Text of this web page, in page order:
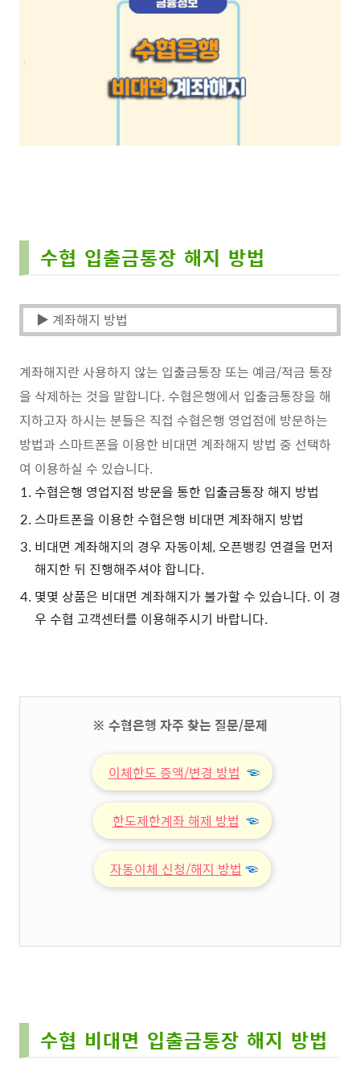
수협 입출금통장 해지 방법
▶ 계좌해지 방법
계좌해지란 사용하지 않는 입출금통장 또는 예금/적금 통장
을 삭제하는 것을 말합니다. 수협은행에서 입출금통장을 해
지하고자 하시는 분들은 직접 수협은행 영업점에 방문하는
방법과 스마트폰을 이용한 비대면 계좌해지 방법 중 선택하
여 이용하실 수 있습니다.
수협은행 영업지점 방문을 통한 입출금통장 해지 방법
스마트폰을 이용한 수협은행 비대면 계좌해지 방법
비대면 계좌해지의 경우 자동이체, 오픈뱅킹 연결을 먼저
해지한 뒤 진행해주셔야 합니다.
몇몇 상품은 비대면 계좌해지가 불가할 수 있습니다. 이 경
우 수협 고객센터를 이용해주시기 바랍니다.
※ 수협은행 자주 찾는 질문/문제
이체한도 증액/변경 방법 ☜
한도제한계좌 해제 방법 ☜
자동이체 신청/해지 방법 ☜
수협 비대면 입출금통장 해지 방법